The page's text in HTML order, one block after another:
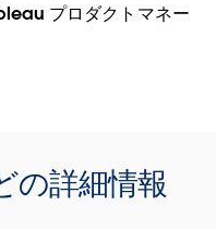
プロダクトマネー
の詳細情報